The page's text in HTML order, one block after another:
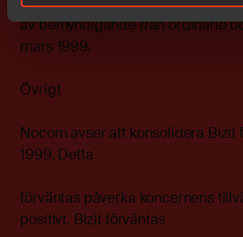
av bemyndigande från ordinarie
mars 1999.
Övrigt
Nocom avser att konsolidera Bizit
1999. Detta
förväntas påverka koncernens
positivt. Bizit förväntas